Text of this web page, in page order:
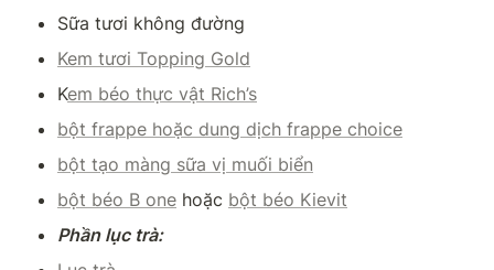
Sữa tươi không đường
Kem tươi Topping Gold
Kem béo thực vật Rich’s
bột frappe hoặc dung dịch frappe choice
bột tạo màng sữa vị muối biển
bột béo B one hoặc bột béo Kievit
Phần lục trà: